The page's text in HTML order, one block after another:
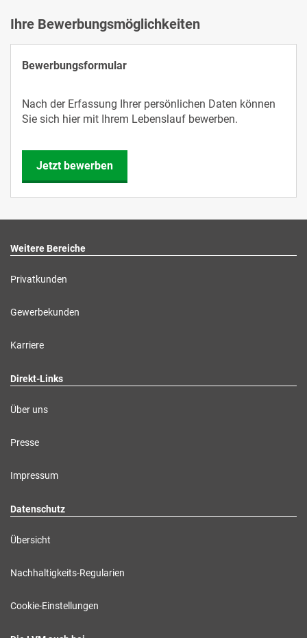
Ihre Bewerbungsmöglichkeiten
Bewerbungsformular
Nach der Erfassung Ihrer persönlichen Daten können
Sie sich hier mit Ihrem Lebenslauf bewerben.
Jetzt bewerben
Weitere Bereiche
Privatkunden
Gewerbekunden
Karriere
Direkt-Links
Über uns
Presse
Impressum
Datenschutz
Übersicht
Nachhaltigkeits-Regularien
Cookie-Einstellungen